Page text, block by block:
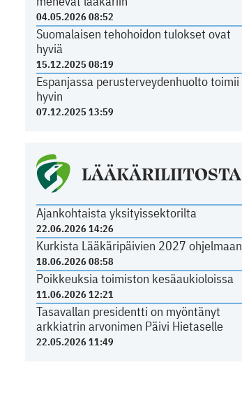
04.05.2026 08:52
Suomalaisen tehohoidon tulokset ovat
hyviä
15.12.2025 08:19
Espanjassa perusterveydenhuolto toimii
hyvin
07.12.2025 13:59
LÄÄKÄRILIITOSTA
Ajankohtaista yksityissektorilta
22.06.2026 14:26
Kurkista Lääkäripäivien 2027 ohjelmaan
18.06.2026 08:58
Poikkeuksia toimiston kesäaukioloissa
11.06.2026 12:21
Tasavallan presidentti on myöntänyt
arkkiatrin arvonimen Päivi Hietaselle
22.05.2026 11:49